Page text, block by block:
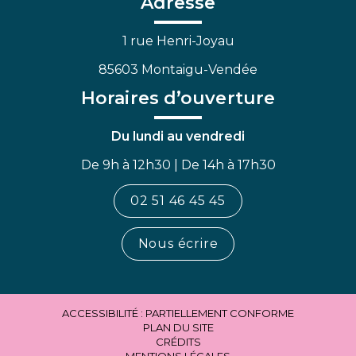
1 rue Henri-Joyau
85603 Montaigu-Vendée
Horaires d’ouverture
Du lundi au vendredi
De 9h à 12h30 | De 14h à 17h30
02 51 46 45 45
Nous écrire
ACCESSIBILITÉ : PARTIELLEMENT CONFORME
PLAN DU SITE
CRÉDITS